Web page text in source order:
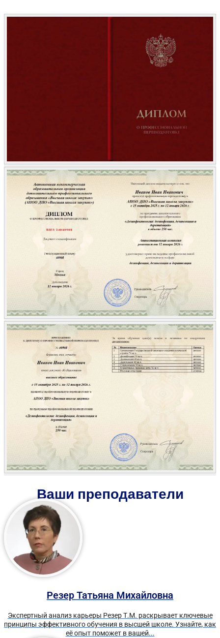
Ваши преподаватели
Резер Татьяна Михайловна
Экспертный анализ карьеры Резер Т.М. раскрывает ключевые
принципы эффективного обучения в высшей школе. Узнайте, как
её опыт поможет в вашей...